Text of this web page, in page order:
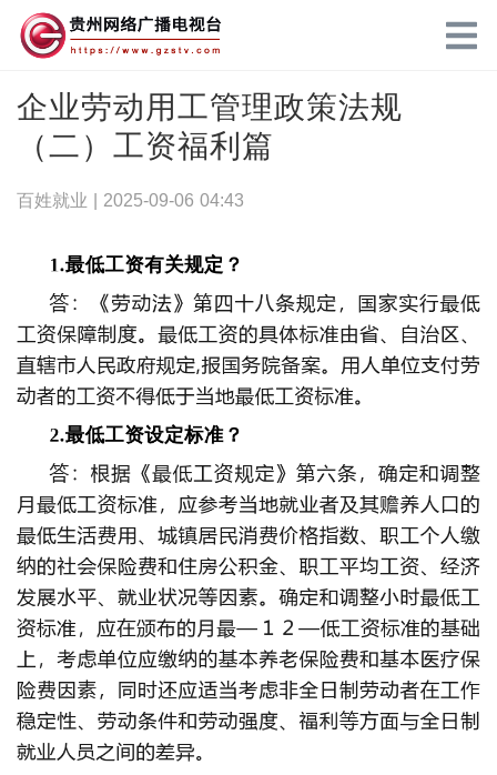
企业劳动用工管理政策法规
（二）工资福利篇
百姓就业 | 2025-09-06 04:43